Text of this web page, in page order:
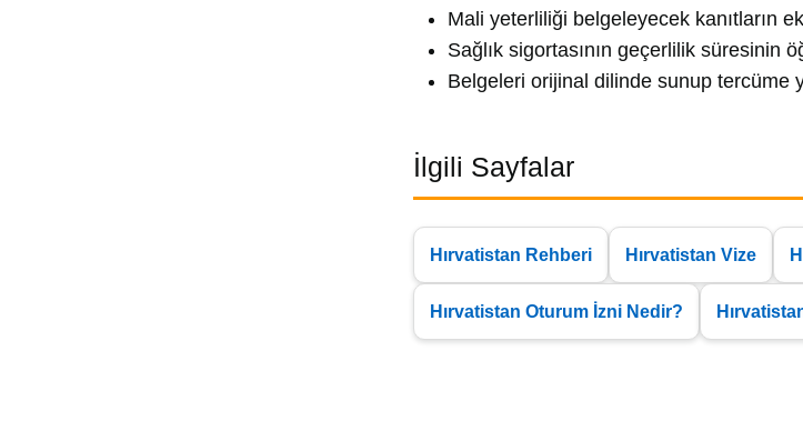
Mali yeterliliği belgeleyecek kanıtların
Sağlık sigortasının geçerlilik süresinin
Belgeleri orijinal dilinde sunup tercüme
İlgili Sayfalar
Hırvatistan Rehberi Hırvatistan Vize
Hırvatistan Oturum İzni Nedir?